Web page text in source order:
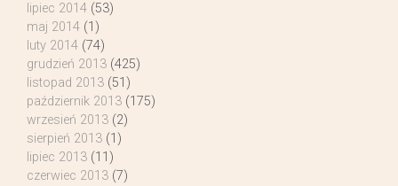
lipiec 2014 (53)
maj 2014 (1)
luty 2014 (74)
grudzień 2013 (425)
listopad 2013 (51)
październik 2013 (175)
wrzesień 2013 (2)
sierpień 2013 (1)
lipiec 2013 (11)
czerwiec 2013 (7)